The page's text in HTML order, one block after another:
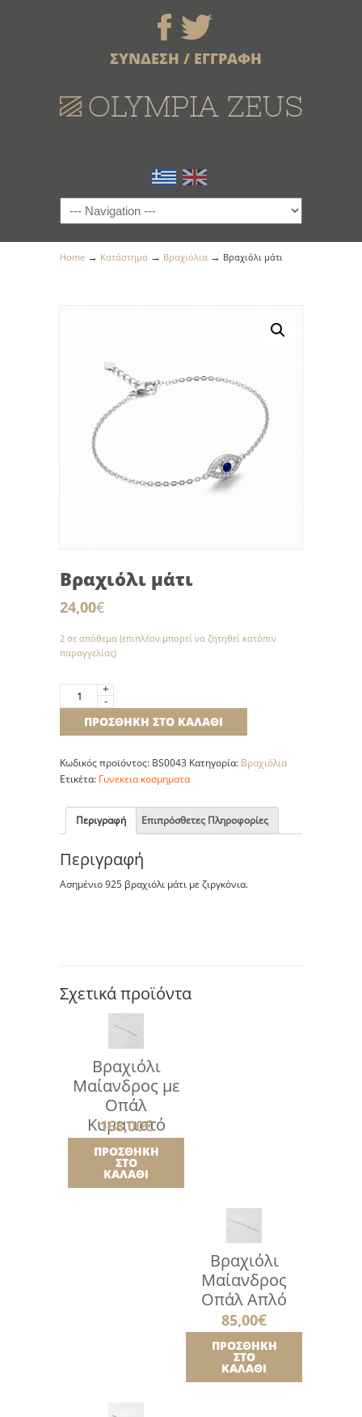
ΣΥΝΔΕΣΗ / ΕΓΓΡΑΦΗ
Home → Κατάστημα → Βραχιόλια → Βραχιόλι μάτι
Βραχιόλι μάτι
24,00€
2 σε απόθεμα (επιπλέον μπορεί να ζητηθεί κατόπιν
παραγγελίας)
Βραχιόλι
μάτι
ποσότητα
+
-
ΠΡΟΣΘΉΚΗ ΣΤΟ ΚΑΛΆΘΙ
Κωδικός προϊόντος: BS0043 Κατηγορία: Βραχιόλια
Ετικέτα: Γυνεκεια κοσμηματα
Περιγραφή Επιπρόσθετες Πληροφορίες
Περιγραφή
Ασημένιο 925 βραχιόλι μάτι με ζιργκόνια.
Σχετικά προϊόντα
Βραχιόλι
Μαίανδρος με
Οπάλ
Κυματιστό
168,00€
ΠΡΟΣΘΉΚΗ
ΣΤΟ
ΚΑΛΆΘΙ
Βραχιόλι
Μαίανδρος
Οπάλ Απλό
85,00€
ΠΡΟΣΘΉΚΗ
ΣΤΟ
ΚΑΛΆΘΙ